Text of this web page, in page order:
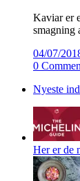
Kaviar er
smagning
04/07/
0
Nyeste
Her er de